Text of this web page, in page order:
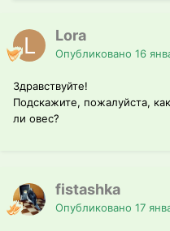
Lora
Опубликовано 16
Здравствуйте!
Подскажите, пожалуйста,
ли овес?
fistashka
Опубликовано 17